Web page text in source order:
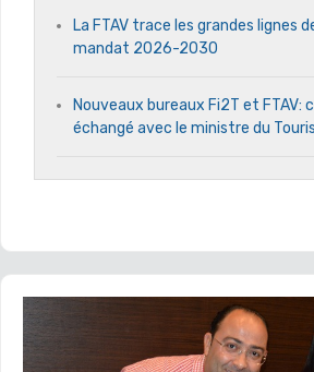
La FTAV trace les grandes lignes
mandat 2026-2030
Nouveaux bureaux Fi2T et FTAV:
échangé avec le ministre du